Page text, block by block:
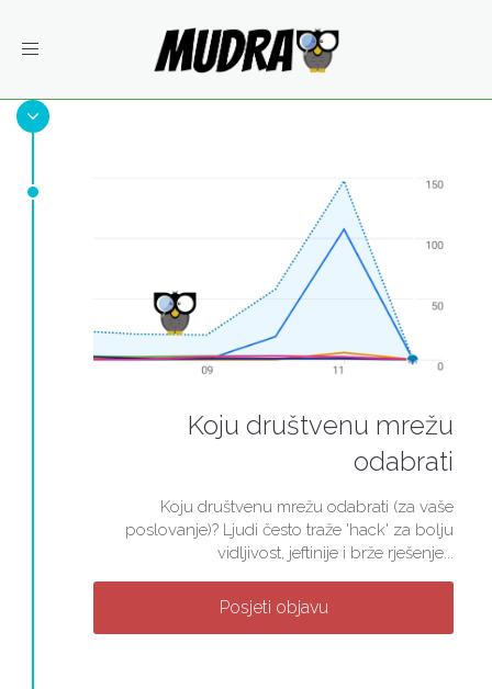
Toggle
Koju društvenu mrežu
odabrati
Koju društvenu mrežu odabrati (za vaše
poslovanje)? Ljudi često traže 'hack' za bolju
vidljivost, jeftinije i brže rješenje...
Posjeti objavu